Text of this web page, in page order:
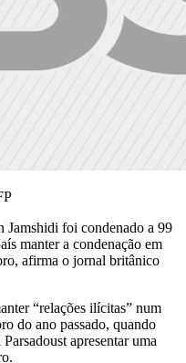
Jamshidi foi condenado a 99
manter a condenação em
afirma o jornal britânico
“relações ilícitas” num
do ano passado, quando
apresentar uma